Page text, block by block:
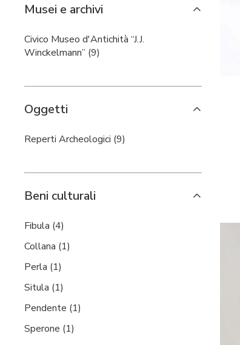
Musei e archivi
Civico Museo d'Antichità “J.J.
Winckelmann” (9)
Oggetti
Reperti Archeologici (9)
Beni culturali
Fibula (4)
Collana (1)
Perla (1)
Situla (1)
Pendente (1)
Sperone (1)